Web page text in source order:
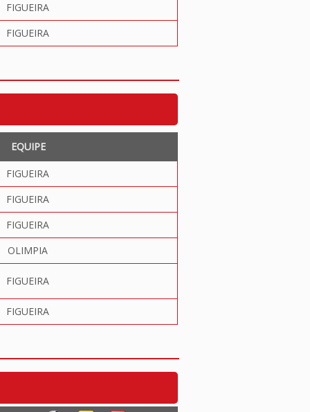
FIGUEIRA
FIGUEIRA
EQUIPE
FIGUEIRA
FIGUEIRA
FIGUEIRA
OLIMPIA
FIGUEIRA
FIGUEIRA